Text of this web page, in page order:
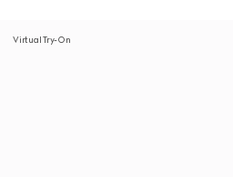
Virtual Try-On